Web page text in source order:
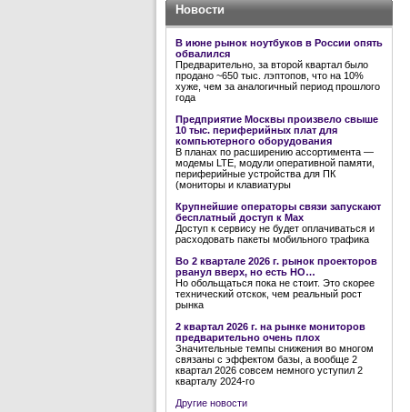
Новости
В июне рынок ноутбуков в России опять
обвалился
Предварительно, за второй квартал было
продано ~650 тыс. лэптопов, что на 10%
хуже, чем за аналогичный период прошлого
года
Предприятие Москвы произвело свыше
10 тыс. периферийных плат для
компьютерного оборудования
В планах по расширению ассортимента —
модемы LTE, модули оперативной памяти,
периферийные устройства для ПК
(мониторы и клавиатуры
Крупнейшие операторы связи запускают
бесплатный доступ к Мах
Доступ к сервису не будет оплачиваться и
расходовать пакеты мобильного трафика
Во 2 квартале 2026 г. рынок проекторов
рванул вверх, но есть НО…
Но обольщаться пока не стоит. Это скорее
технический отскок, чем реальный рост
рынка
2 квартал 2026 г. на рынке мониторов
предварительно очень плох
Значительные темпы снижения во многом
связаны с эффектом базы, а вообще 2
квартал 2026 совсем немного уступил 2
кварталу 2024-го
Другие новости